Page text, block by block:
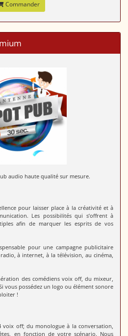
Commander
audio haute qualité sur mesure.
pour laisser place à la créativité et à
Les possibilités qui s’offrent à
afin de marquer les esprits de vos
pour une campagne publicitaire
à internet, à la télévision, au cinéma,
des comédiens voix off, du mixeur,
vous possédez un logo ou élément sonore
!
voix off; du monologue à la conversation,
en fonction de votre scénario. Nous